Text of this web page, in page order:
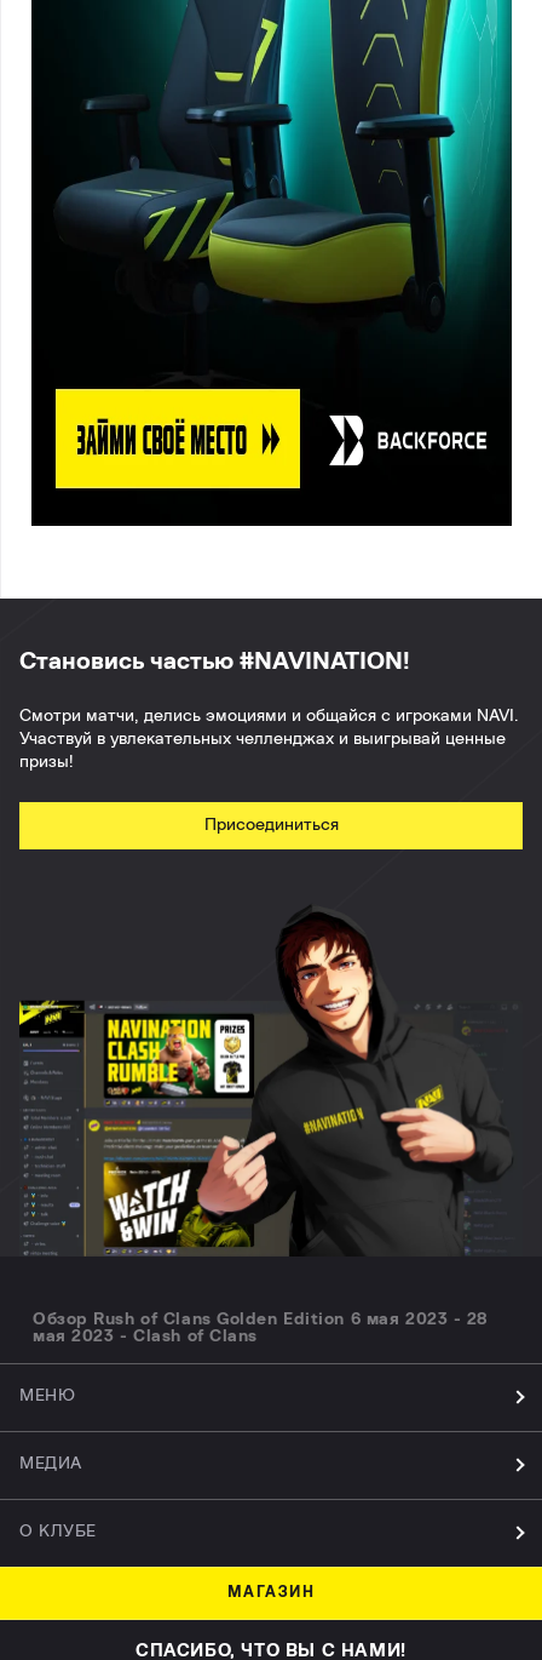
Становись частью #NAVINATION!
Смотри матчи, делись эмоциями и общайся с игроками NAVI.
Участвуй в увлекательных челленджах и выигрывай ценные
призы!
Присоединиться
Обзор Rush of Clans Golden Edition 6 мая 2023 - 28
мая 2023 - Clash of Clans
МЕНЮ
МЕДИА
О КЛУБЕ
МАГАЗИН
СПАСИБО, ЧТО ВЫ С НАМИ!